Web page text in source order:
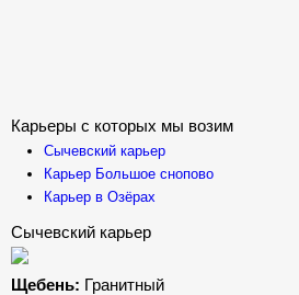
Карьеры с которых мы возим
Сычевский карьер
Карьер Большое снопово
Карьер в Озёрах
Сычевский карьер
Щебень: Гранитный